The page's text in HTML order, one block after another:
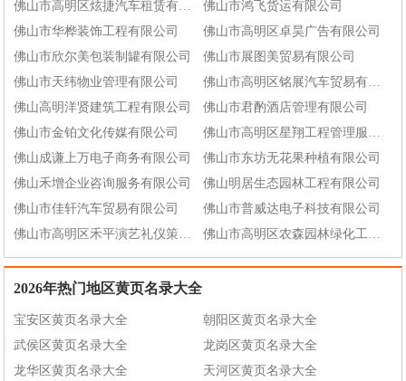
佛山市高明区炫捷汽车租赁有限公司
佛山市鸿飞货运有限公司
佛山市华桦装饰工程有限公司
佛山市高明区卓昊广告有限公司
佛山市欣尔美包装制罐有限公司
佛山市展图美贸易有限公司
佛山市天纬物业管理有限公司
佛山市高明区铭展汽车贸易有限公司
佛山高明洋贤建筑工程有限公司
佛山市君酌酒店管理有限公司
佛山市金铂文化传媒有限公司
佛山市高明区星翔工程管理服务有限公司
佛山成谦上万电子商务有限公司
佛山市东坊无花果种植有限公司
佛山禾增企业咨询服务有限公司
佛山明居生态园林工程有限公司
佛山市佳轩汽车贸易有限公司
佛山市普威达电子科技有限公司
佛山市高明区禾平演艺礼仪策划有限公司
佛山市高明区农森园林绿化工程有限公司
2026年热门地区黄页名录大全
宝安区黄页名录大全
朝阳区黄页名录大全
武侯区黄页名录大全
龙岗区黄页名录大全
龙华区黄页名录大全
天河区黄页名录大全